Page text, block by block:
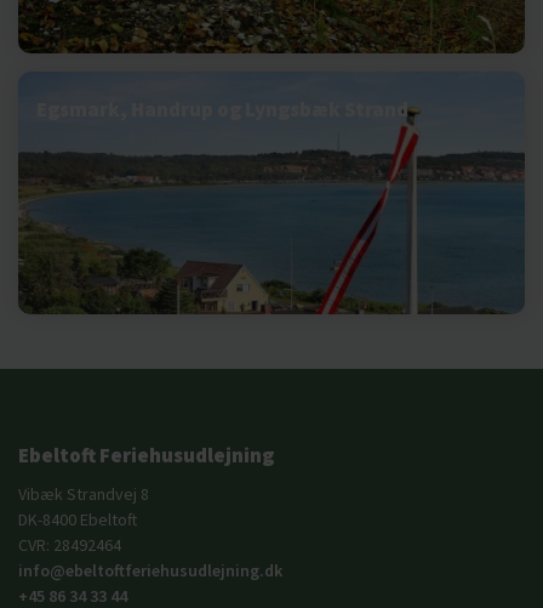
Egsmark, Handrup og Lyngsbæk Strand
Ebeltoft Feriehusudlejning
Vibæk Strandvej 8
DK-8400 Ebeltoft
CVR: 28492464
info@ebeltoftferiehusudlejning.dk
+45 86 34 33 44